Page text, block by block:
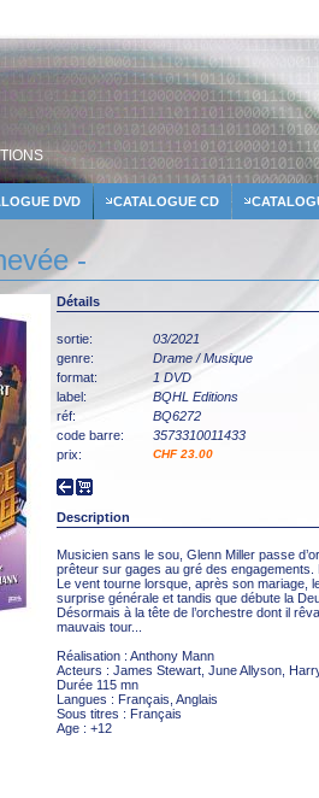
DVD CATALOGUE CD
-
Détails
sortie:
03/2021
genre:
Drame / Musique
format:
1 DVD
label:
BQHL Editions
réf:
BQ6272
code barre:
3573310011433
prix:
CHF 23.00
Description
Musicien sans le sou, Glenn Miller passe
prêteur sur gages au gré des engagements.
Le vent tourne lorsque, après son mariage,
surprise générale et tandis que débute la
Désormais à la tête de l’orchestre dont il
mauvais tour...
Réalisation : Anthony Mann
Acteurs : James Stewart, June Allyson,
Durée 115 mn
Langues : Français, Anglais
Sous titres : Français
Age : +12